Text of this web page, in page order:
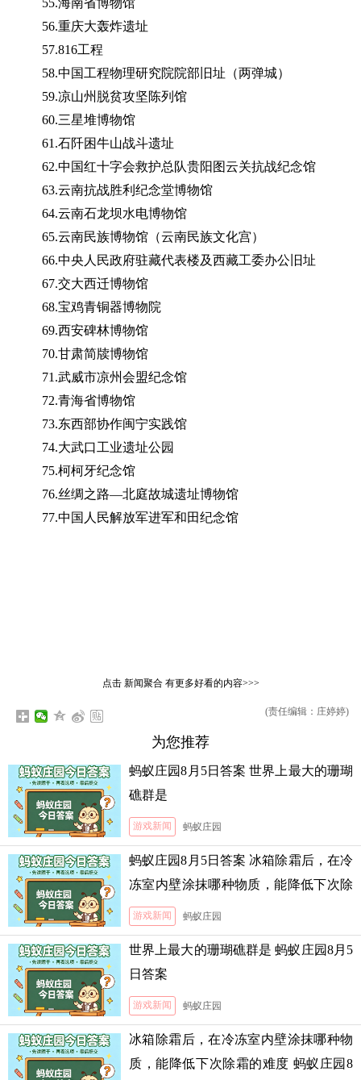
55.海南省博物馆
56.重庆大轰炸遗址
57.816工程
58.中国工程物理研究院院部旧址（两弹城）
59.凉山州脱贫攻坚陈列馆
60.三星堆博物馆
61.石阡困牛山战斗遗址
62.中国红十字会救护总队贵阳图云关抗战纪念馆
63.云南抗战胜利纪念堂博物馆
64.云南石龙坝水电博物馆
65.云南民族博物馆（云南民族文化宫）
66.中央人民政府驻藏代表楼及西藏工委办公旧址
67.交大西迁博物馆
68.宝鸡青铜器博物院
69.西安碑林博物馆
70.甘肃简牍博物馆
71.武威市凉州会盟纪念馆
72.青海省博物馆
73.东西部协作闽宁实践馆
74.大武口工业遗址公园
75.柯柯牙纪念馆
76.丝绸之路—北庭故城遗址博物馆
77.中国人民解放军进军和田纪念馆
点击 新闻聚合有更多好看的内容>>>
(责任编辑：庄婷婷)
为您推荐
蚂蚁庄园8月5日答案 世界上最大的珊瑚
礁群是
游戏新闻 蚂蚁庄园
蚂蚁庄园8月5日答案 冰箱除霜后，在冷
冻室内壁涂抹哪种物质，能降低下次除
霜的难度
游戏新闻 蚂蚁庄园
世界上最大的珊瑚礁群是 蚂蚁庄园8月5
日答案
游戏新闻 蚂蚁庄园
冰箱除霜后，在冷冻室内壁涂抹哪种物
质，能降低下次除霜的难度 蚂蚁庄园8